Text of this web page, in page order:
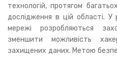
технологій, протягом
дослідження в цій області. У
мережі розробляються
зменшити можливість
захищених даних. Метою